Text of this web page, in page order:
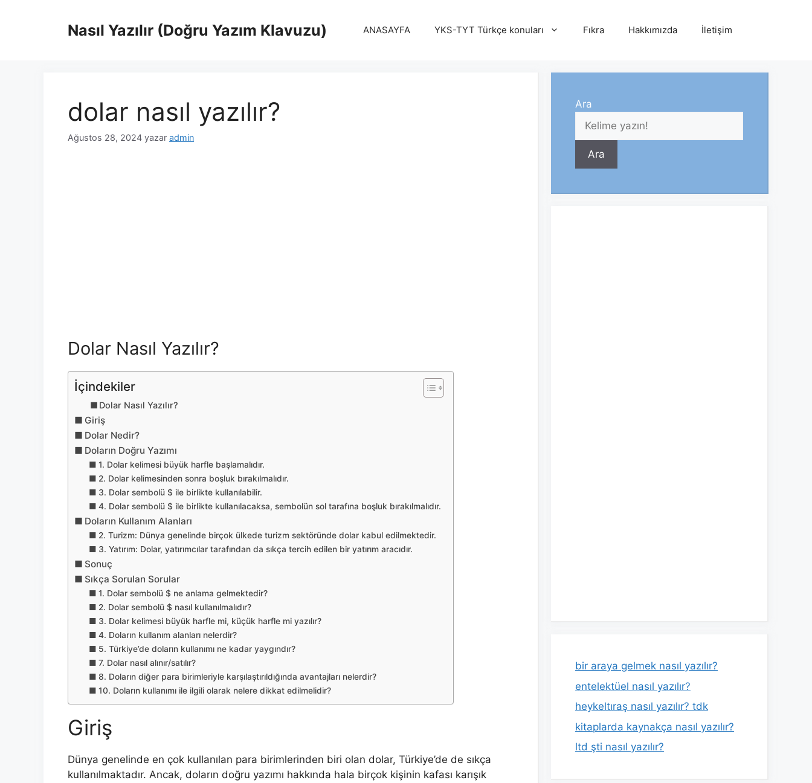
Nasıl Yazılır (Doğru Yazım Klavuzu) ANASAYFA YKS-TYT Türkçe konuları Fıkra Hakkımızda İletişim
dolar nasıl yazılır?
Ağustos 28, 2024 yazar admin
Dolar Nasıl Yazılır?
İçindekiler
Dolar Nasıl Yazılır?
Giriş
Dolar Nedir?
Doların Doğru Yazımı
1. Dolar kelimesi büyük harfle başlamalıdır.
2. Dolar kelimesinden sonra boşluk bırakılmalıdır.
3. Dolar sembolü $ ile birlikte kullanılabilir.
4. Dolar sembolü $ ile birlikte kullanılacaksa, sembolün sol tarafına boşluk bırakılmalıdır.
Doların Kullanım Alanları
2. Turizm: Dünya genelinde birçok ülkede turizm sektöründe dolar kabul edilmektedir.
3. Yatırım: Dolar, yatırımcılar tarafından da sıkça tercih edilen bir yatırım aracıdır.
Sonuç
Sıkça Sorulan Sorular
1. Dolar sembolü $ ne anlama gelmektedir?
2. Dolar sembolü $ nasıl kullanılmalıdır?
3. Dolar kelimesi büyük harfle mi, küçük harfle mi yazılır?
4. Doların kullanım alanları nelerdir?
5. Türkiye’de doların kullanımı ne kadar yaygındır?
7. Dolar nasıl alınır/satılır?
8. Doların diğer para birimleriyle karşılaştırıldığında avantajları nelerdir?
10. Doların kullanımı ile ilgili olarak nelere dikkat edilmelidir?
Giriş
Dünya genelinde en çok kullanılan para birimlerinden biri olan dolar, Türkiye’de de sıkça
kullanılmaktadır. Ancak, doların doğru yazımı hakkında hala birçok kişinin kafası karışık
Ara
Ara
bir araya gelmek nasıl yazılır?
entelektüel nasıl yazılır?
heykeltıraş nasıl yazılır? tdk
kitaplarda kaynakça nasıl yazılır?
ltd şti nasıl yazılır?